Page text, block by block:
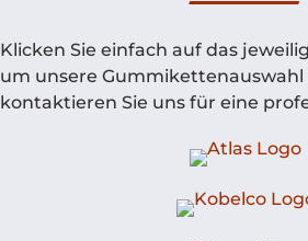
Klicken Sie einfach auf das
um unsere Gummikettenauswahl
kontaktieren Sie uns für eine